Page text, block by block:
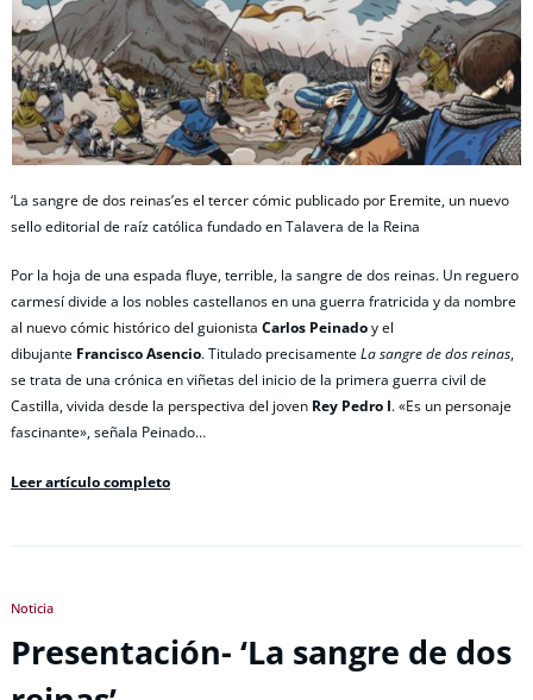
‘La sangre de dos reinas’es el tercer cómic publicado por Eremite, un nuevo
sello editorial de raíz católica fundado en Talavera de la Reina
Por la hoja de una espada fluye, terrible, la sangre de dos reinas. Un reguero
carmesí divide a los nobles castellanos en una guerra fratricida y da nombre
al nuevo cómic histórico del guionista Carlos Peinadoy el
dibujante Francisco Asencio. Titulado precisamenteLa sangre de dos reinas,
se trata de una crónica en viñetas del inicio de la primera guerra civil de
Castilla, vivida desde la perspectiva del joven Rey Pedro I. «Es un personaje
fascinante», señala Peinado…
Leer artículo completo
Noticia
Presentación- ‘La sangre de dos